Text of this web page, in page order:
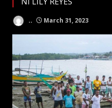
.. March 31, 2023